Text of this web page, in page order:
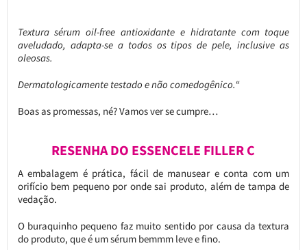
Textura sérum oil-free antioxidante e hidratante com toque
aveludado, adapta-se a todos os tipos de pele, inclusive as
oleosas.
Dermatologicamente testado e não comedogênico.“
Boas as promessas, né? Vamos ver se cumpre…
RESENHA DO ESSENCELE FILLER C
A embalagem é prática, fácil de manusear e conta com um
orifício bem pequeno por onde sai produto, além de tampa de
vedação.
O buraquinho pequeno faz muito sentido por causa da textura
do produto, que é um sérum bemmm leve e fino.